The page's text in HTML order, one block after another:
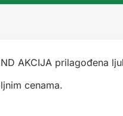
AKCIJA prilagođena
cenama.